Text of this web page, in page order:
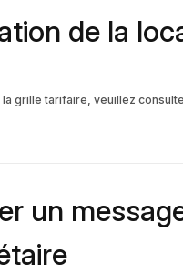
un
de la
grille tarifaire, veuillez